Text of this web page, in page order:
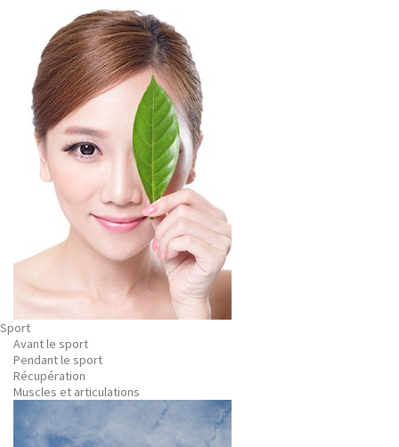
Sport
Avant le sport
Pendant le sport
Récupération
Muscles et articulations